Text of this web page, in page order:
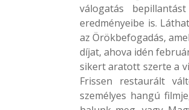
válogatás
eredményeibe is.
az Örökbefogadás,
díjat, ahova idén
sikert aratott szerte a
Frissen restaurált
személyes hangú